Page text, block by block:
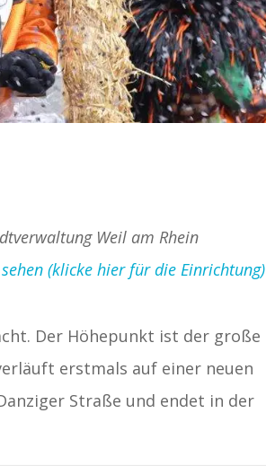
Weil am Rhein
(klicke hier für die Einrichtung)
Der Höhepunkt ist der große
erstmals auf einer neuen
Straße und endet in der